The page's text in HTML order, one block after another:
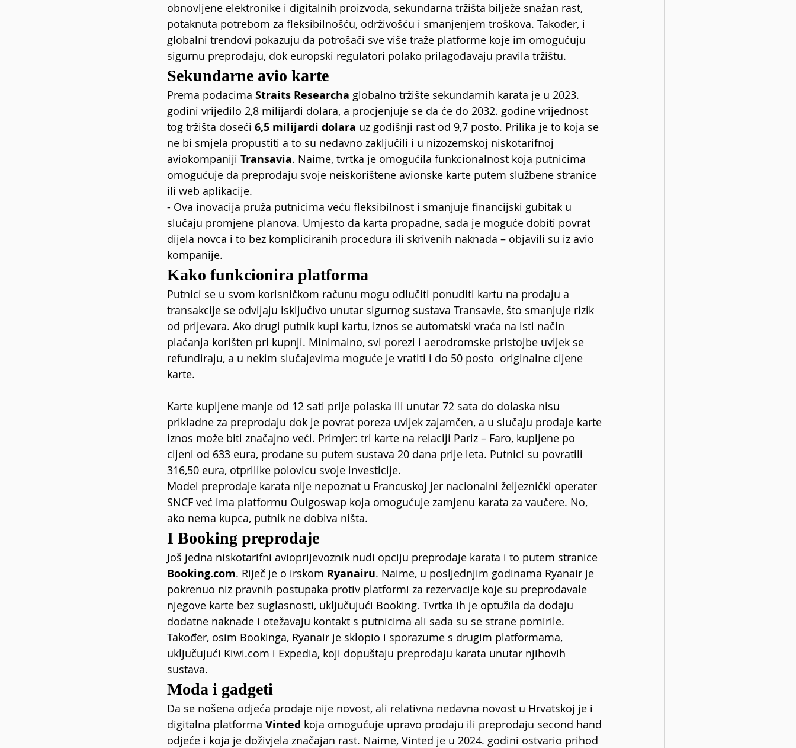
obnovljene elektronike i digitalnih proizvoda, sekundarna tržišta bilježe snažan rast,
potaknuta potrebom za fleksibilnošću, održivošću i smanjenjem troškova. Također, i
globalni trendovi pokazuju da potrošači sve više traže platforme koje im omogućuju
sigurnu preprodaju, dok europski regulatori polako prilagođavaju pravila tržištu.
Sekundarne avio karte
Prema podacima Straits Researcha globalno tržište sekundarnih karata je u 2023.
godini vrijedilo 2,8 milijardi dolara, a procjenjuje se da će do 2032. godine vrijednost
tog tržišta doseći 6,5 milijardi dolara uz godišnji rast od 9,7 posto. Prilika je to koja se
ne bi smjela propustiti a to su nedavno zaključili i u nizozemskoj niskotarifnoj
aviokompaniji Transavia. Naime, tvrtka je omogućila funkcionalnost koja putnicima
omogućuje da preprodaju svoje neiskorištene avionske karte putem službene stranice
ili web aplikacije.
- Ova inovacija pruža putnicima veću fleksibilnost i smanjuje financijski gubitak u
slučaju promjene planova. Umjesto da karta propadne, sada je moguće dobiti povrat
dijela novca i to bez kompliciranih procedura ili skrivenih naknada – objavili su iz avio
kompanije.
Kako funkcionira platforma
Putnici se u svom korisničkom računu mogu odlučiti ponuditi kartu na prodaju a
transakcije se odvijaju isključivo unutar sigurnog sustava Transavie, što smanjuje rizik
od prijevara. Ako drugi putnik kupi kartu, iznos se automatski vraća na isti način
plaćanja korišten pri kupnji. Minimalno, svi porezi i aerodromske pristojbe uvijek se
refundiraju, a u nekim slučajevima moguće je vratiti i do 50 posto  originalne cijene
karte.
Karte kupljene manje od 12 sati prije polaska ili unutar 72 sata do dolaska nisu
prikladne za preprodaju dok je povrat poreza uvijek zajamčen, a u slučaju prodaje karte
iznos može biti značajno veći. Primjer: tri karte na relaciji Pariz – Faro, kupljene po
cijeni od 633 eura, prodane su putem sustava 20 dana prije leta. Putnici su povratili
316,50 eura, otprilike polovicu svoje investicije.
Model preprodaje karata nije nepoznat u Francuskoj jer nacionalni željeznički operater
SNCF već ima platformu Ouigoswap koja omogućuje zamjenu karata za vaučere. No,
ako nema kupca, putnik ne dobiva ništa.
I Booking preprodaje
Još jedna niskotarifni avioprijevoznik nudi opciju preprodaje karata i to putem stranice
Booking.com. Riječ je o irskom Ryanairu. Naime, u posljednjim godinama Ryanair je
pokrenuo niz pravnih postupaka protiv platformi za rezervacije koje su preprodavale
njegove karte bez suglasnosti, uključujući Booking. Tvrtka ih je optužila da dodaju
dodatne naknade i otežavaju kontakt s putnicima ali sada su se strane pomirile.
Također, osim Bookinga, Ryanair je sklopio i sporazume s drugim platformama,
uključujući Kiwi.com i Expedia, koji dopuštaju preprodaju karata unutar njihovih
sustava.
Moda i gadgeti
Da se nošena odjeća prodaje nije novost, ali relativna nedavna novost u Hrvatskoj je i
digitalna platforma Vinted koja omogućuje upravo prodaju ili preprodaju second hand
odjeće i koja je doživjela značajan rast. Naime, Vinted je u 2024. godini ostvario prihod